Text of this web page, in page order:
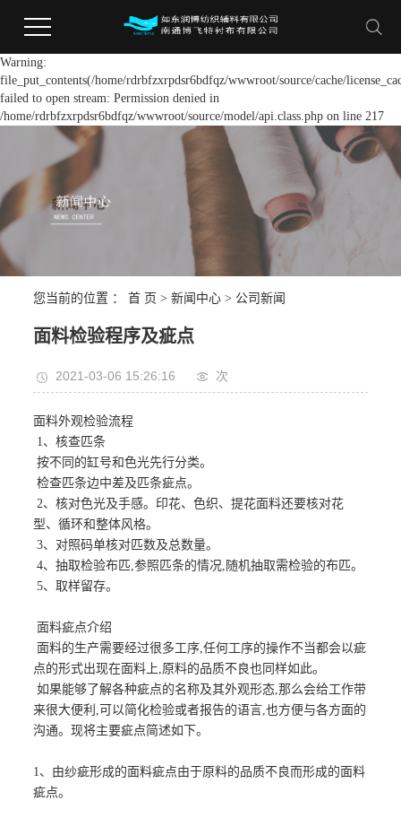
Warning:
file_put_contents(/home/rdrbfzxrpdsr6bdfqz/wwwroot/source/cache/
failed to open stream: Permission denied in
/home/rdrbfzxrpdsr6bdfqz/wwwroot/source/model/api.class.php on line 217
您当前的位置 ：首 页 >新闻中心 > 公司新闻
面料检验程序及疵点
2021-03-06 15:26:16 次
面料外观检验流程
1、核查匹条
按不同的缸号和色光先行分类。
检查匹条边中差及匹条疵点。
2、核对色光及手感。印花、色织、提花面料还要核对花
型、循环和整体风格。
3、对照码单核对匹数及总数量。
4、抽取检验布匹,参照匹条的情况,随机抽取需检验的布匹。
5、取样留存。
面料疵点介绍
面料的生产需要经过很多工序,任何工序的操作不当都会以疵
点的形式出现在面料上,原料的品质不良也同样如此。
如果能够了解各种疵点的名称及其外观形态,那么会给工作带
来很大便利,可以简化检验或者报告的语言,也方便与各方面的
沟通。现将主要疵点简述如下。
1、由纱疵形成的面料疵点由于原料的品质不良而形成的面料
疵点。